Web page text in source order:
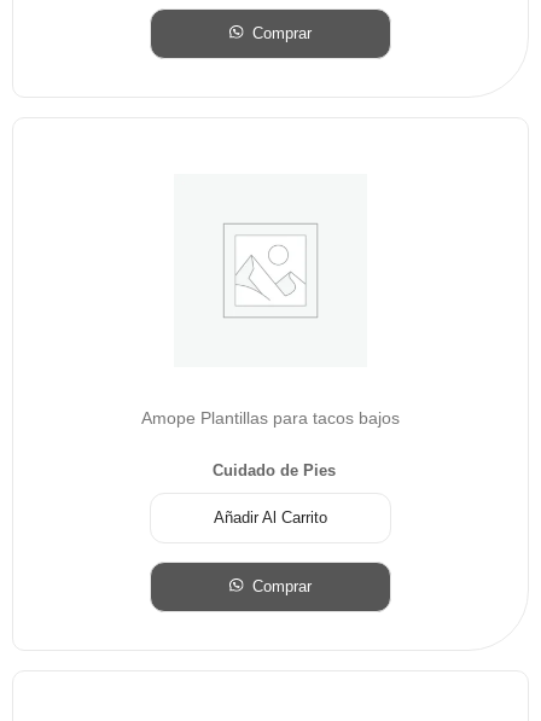
Comprar
Amope Plantillas para tacos bajos
Cuidado de Pies
Añadir Al Carrito
Comprar